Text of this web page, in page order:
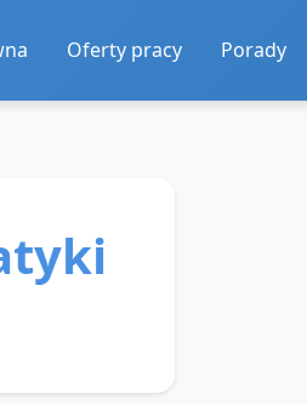
Oferty pracy Porady